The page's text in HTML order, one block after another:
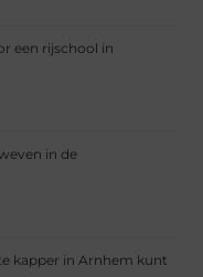
een rijschool in
in de
kapper in Arnhem kunt